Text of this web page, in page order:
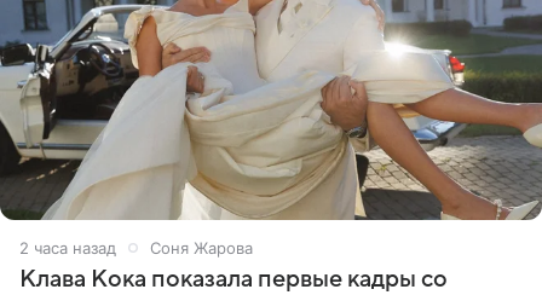
2 часа назад Соня Жарова
Клава Кока показала первые кадры со